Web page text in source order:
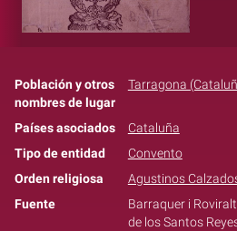
Población y otros
nombres de lugar
Tarragona
Países asociados
Cataluña
Tipo de entidad
Convento
Orden religiosa
Agustinos
Fuente
Barraquer i
de los Santos